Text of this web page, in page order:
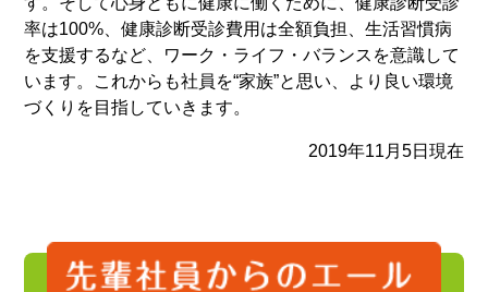
率は100%、健康診断受診費用は全額負担、生活習慣病
を支援するなど、ワーク・ライフ・バランスを意識して
います。これからも社員を“家族”と思い、より良い環境
づくりを目指していきます。
2019年11月5日現在